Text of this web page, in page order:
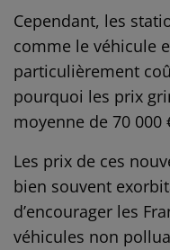
Cependant, les
comme le véhicule
particulièrement
pourquoi les prix
moyenne de 70 000
Les prix de ces
bien souvent
d’encourager les
véhicules non